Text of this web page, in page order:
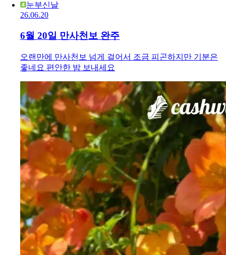
눈부신날
26.06.20
6월 20일 만사천보 완주
오랜만에 만사천보 넘게 걸어서 조금 피곤하지만 기분은
좋네요 편안한 밤 보내세요